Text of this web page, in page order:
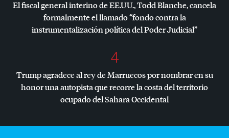
El fiscal general interino de EE.UU., Todd Blanche, cancela
formalmente el llamado “fondo contra la
instrumentalización política del Poder Judicial”
4
Trump agradece al rey de Marruecos por nombrar en su
honor una autopista que recorre la costa del territorio
ocupado del Sahara Occidental